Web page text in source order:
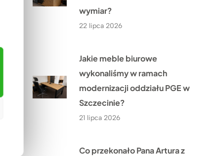
wymiar?
22 lipca 2026
Jakie meble biurowe
wykonaliśmy w ramach
modernizacji oddziału PGE w
Szczecinie?
21 lipca 2026
Co przekonało Pana Artura z